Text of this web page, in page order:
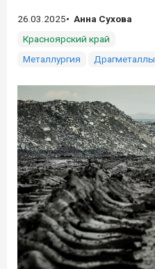
26.03.2025
Анна Сухова
Красноярский край
Металлургия
Драгметаллы